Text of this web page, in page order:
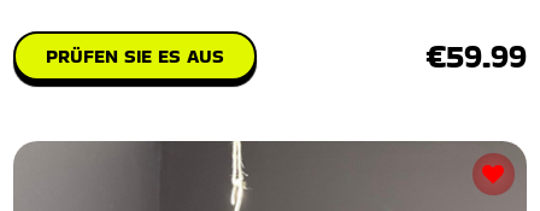
PRÜFEN SIE ES AUS €59.99